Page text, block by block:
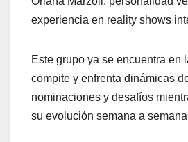
experiencia en reality shows
Este grupo ya se encuentra en
compite y enfrenta dinámicas
nominaciones y desafíos
su evolución semana a